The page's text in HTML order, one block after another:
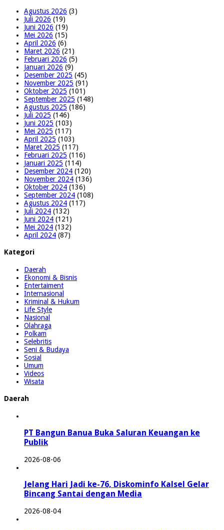
Agustus 2026 (3)
Juli 2026 (19)
Juni 2026 (19)
Mei 2026 (15)
April 2026 (6)
Maret 2026 (21)
Februari 2026 (5)
Januari 2026 (9)
Desember 2025 (45)
November 2025 (91)
Oktober 2025 (101)
September 2025 (148)
Agustus 2025 (186)
Juli 2025 (146)
Juni 2025 (103)
Mei 2025 (117)
April 2025 (103)
Maret 2025 (117)
Februari 2025 (116)
Januari 2025 (114)
Desember 2024 (120)
November 2024 (136)
Oktober 2024 (136)
September 2024 (108)
Agustus 2024 (117)
Juli 2024 (132)
Juni 2024 (121)
Mei 2024 (132)
April 2024 (87)
Kategori
Daerah
Ekonomi & Bisnis
Entertaiment
Internasional
Kriminal & Hukum
Life Style
Nasional
Olahraga
Polkam
Selebritis
Seni & Budaya
Sosial
Umum
Videos
Wisata
Daerah
PT Bangun Banua Buka Saluran Keuangan ke
Publik
2026-08-06
Jelang Hari Jadi ke-76, Diskominfo Kalsel Gelar
Bincang Santai dengan Media
2026-08-04